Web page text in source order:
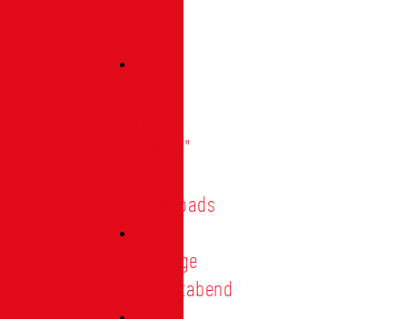
"digital"
Downloads
Vorträge
Heimatabend